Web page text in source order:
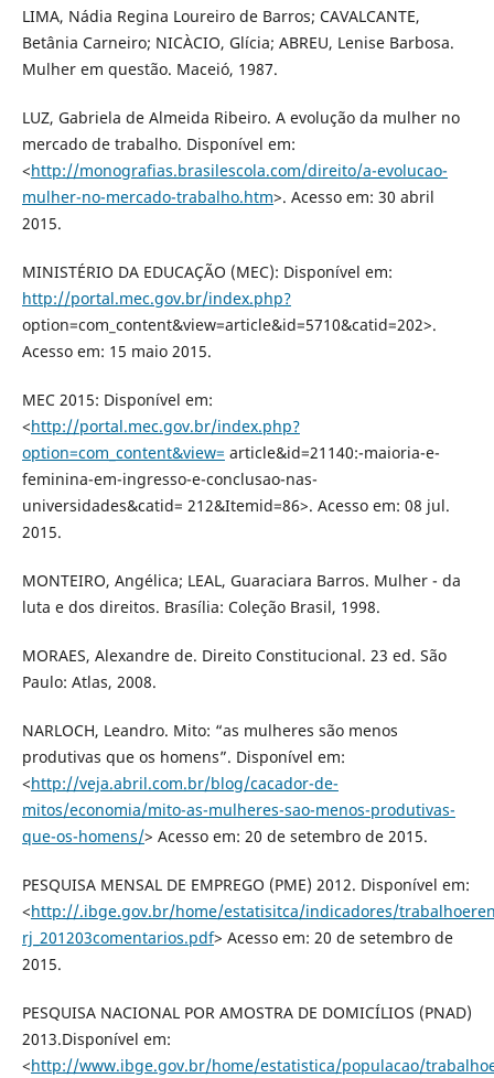
LIMA, Nádia Regina Loureiro de Barros; CAVALCANTE,
Betânia Carneiro; NICÀCIO, Glícia; ABREU, Lenise Barbosa.
Mulher em questão. Maceió, 1987.
LUZ, Gabriela de Almeida Ribeiro. A evolução da mulher no
mercado de trabalho. Disponível em:
<http://monografias.brasilescola.com/direito/a-evolucao-
mulher-no-mercado-trabalho.htm>. Acesso em: 30 abril
2015.
MINISTÉRIO DA EDUCAÇÃO (MEC): Disponível em:
http://portal.mec.gov.br/index.php?
option=com_content&view=article&id=5710&catid=202>.
Acesso em: 15 maio 2015.
MEC 2015: Disponível em:
<http://portal.mec.gov.br/index.php?
option=com_content&view= article&id=21140:-maioria-e-
feminina-em-ingresso-e-conclusao-nas-
universidades&catid= 212&Itemid=86>. Acesso em: 08 jul.
2015.
MONTEIRO, Angélica; LEAL, Guaraciara Barros. Mulher - da
luta e dos direitos. Brasília: Coleção Brasil, 1998.
MORAES, Alexandre de. Direito Constitucional. 23 ed. São
Paulo: Atlas, 2008.
NARLOCH, Leandro. Mito: “as mulheres são menos
produtivas que os homens”. Disponível em:
<http://veja.abril.com.br/blog/cacador-de-
mitos/economia/mito-as-mulheres-sao-menos-produtivas-
que-os-homens/> Acesso em: 20 de setembro de 2015.
PESQUISA MENSAL DE EMPREGO (PME) 2012. Disponível em:
<http://.ibge.gov.br/home/estatisitca/indicadores/
rj_201203comentarios.pdf> Acesso em: 20 de setembro de
2015.
PESQUISA NACIONAL POR AMOSTRA DE DOMICÍLIOS (PNAD)
2013.Disponível em:
<http://www.ibge.gov.br/home/estatistica/populacao/